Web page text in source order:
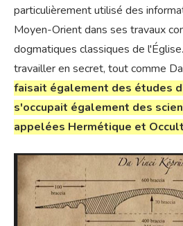
particulièrement utilisé des
Moyen-Orient dans ses travaux
dogmatiques classiques de
travailler en secret, tout comme
faisait également des études
s'occupait également des
appelées Hermétique et